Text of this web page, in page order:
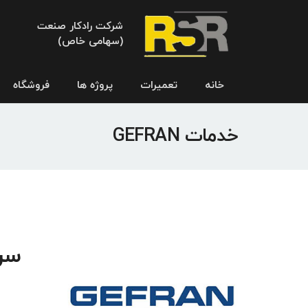
شرکت رادکار صنعت
(سهامی خاص)
خانه تعمیرات پروژه ها فروشگاه
خدمات GEFRAN